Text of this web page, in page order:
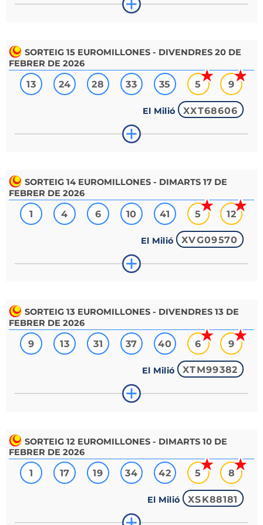
SORTEIG 15 EUROMILLONES - DIVENDRES 20 DE
FEBRER DE 2026
13 24 28 33 35 5 9
El Milió XXT68606
SORTEIG 14 EUROMILLONES - DIMARTS 17 DE
FEBRER DE 2026
1 4 6 10 41 5 12
El Milió XVG09570
SORTEIG 13 EUROMILLONES - DIVENDRES 13 DE
FEBRER DE 2026
9 13 31 37 40 6 9
El Milió XTM99382
SORTEIG 12 EUROMILLONES - DIMARTS 10 DE
FEBRER DE 2026
1 17 19 34 42 5 8
El Milió XSK88181